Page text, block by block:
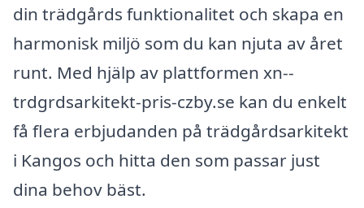
din trädgårds funktionalitet och skapa en
harmonisk miljö som du kan njuta av året
runt. Med hjälp av plattformen xn--
trdgrdsarkitekt-pris-czby.se kan du enkelt
få flera erbjudanden på trädgårdsarkitekt
i Kangos och hitta den som passar just
dina behov bäst.